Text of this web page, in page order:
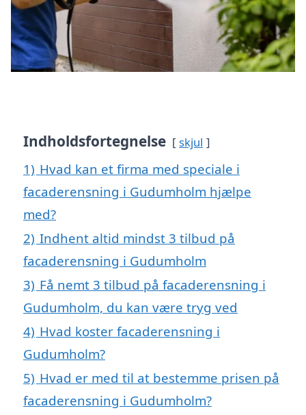
Indholdsfortegnelse skjul
1) Hvad kan et firma med speciale i
facaderensning i Gudumholm hjælpe
med?
2) Indhent altid mindst 3 tilbud på
facaderensning i Gudumholm
3) Få nemt 3 tilbud på facaderensning i
Gudumholm, du kan være tryg ved
4) Hvad koster facaderensning i
Gudumholm?
5) Hvad er med til at bestemme prisen på
facaderensning i Gudumholm?